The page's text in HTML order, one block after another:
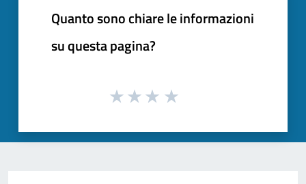
Quanto sono chiare le informazioni
su questa pagina?